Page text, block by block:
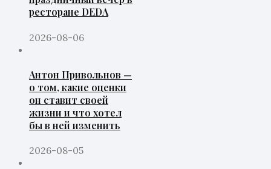
ресторане DEDA
2026-08-06
Антон Привольнов —
о том, какие оценки
он ставит своей
жизни и что хотел
бы в ней изменить
2026-08-05